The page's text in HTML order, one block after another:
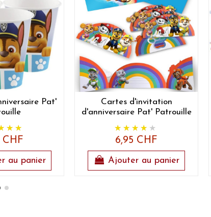
Pat'
CHF
au panier
Cartes d'invitation
d'anniversaire Pat' Patrouille
6,95 CHF
Ajouter au panier